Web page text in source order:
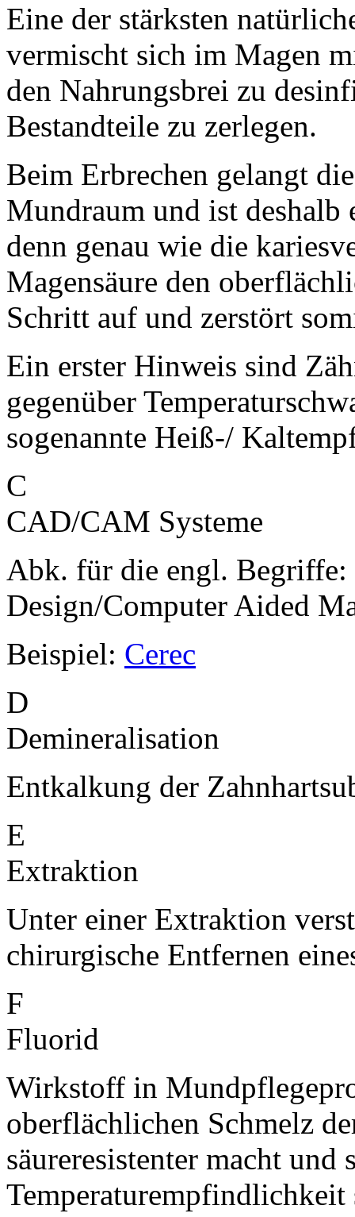
Eine der stärksten
vermischt sich im Magen
den Nahrungsbrei zu
Bestandteile zu zerlegen.
Beim Erbrechen gelangt
Mundraum und ist
denn genau wie die
Magensäure den
Schritt auf und zerstört
Ein erster Hinweis sind
gegenüber
sogenannte Heiß-/
C
CAD/CAM Systeme
Abk. für die engl. Begriffe:
Design/Computer Aided
Beispiel: Cerec
D
Demineralisation
Entkalkung der
E
Extraktion
Unter einer Extraktion
chirurgische Entfernen
F
Fluorid
Wirkstoff in
oberflächlichen Schmelz
säureresistenter macht und
Temperaturempfindlichkeit